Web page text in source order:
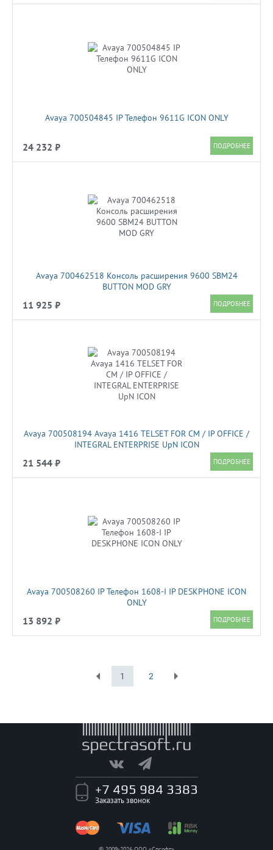
Avaya 700504845 IP Телефон 9611G ICON ONLY
24 232 ₽
Avaya 700462518 Консоль расширения 9600 SBM24
BUTTON MOD GRY
11 925 ₽
Avaya 700508194 Avaya 1416 TELSET FOR CM / IP OFFICE /
INTEGRAL ENTERPRISE UpN ICON
21 544 ₽
Avaya 700508260 IP Телефон 1608-I IP DESKPHONE ICON
ONLY
13 892 ₽
1
2
+7 495 984 3383
Заказать звонок